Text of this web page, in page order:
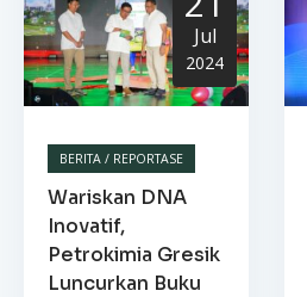
Jul
2024
BERITA / REPORTASE
Wariskan DNA
Inovatif,
Petrokimia Gresik
Luncurkan Buku